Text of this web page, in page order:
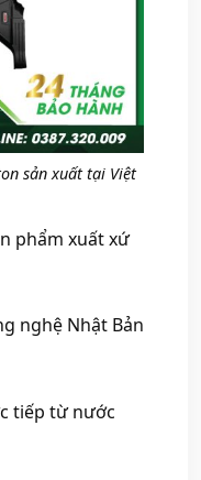
sản xuất tại Việt
phẩm xuất xứ
nghệ Nhật Bản
tiếp từ nước